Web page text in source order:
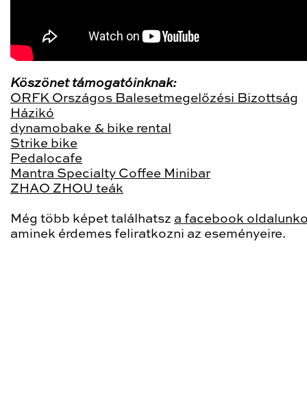
Köszönet támogatóinknak:
ORFK Országos Balesetmegelőzési Bizottság
Házikó
dynamobake & bike rental
Strike bike
Pedalocafe
Mantra Specialty Coffee Minibar
ZHAO ZHOU teák
Még több képet találhatsz a facebook
aminek érdemes feliratkozni az eseményeire.